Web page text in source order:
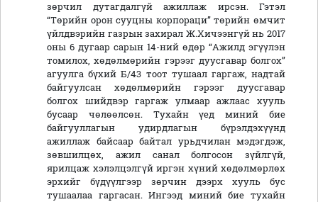
зөрчил дутагдалгүй ажиллаж ирсэн. Гэтэл
“Төрийн орон сууцны корпораци” төрийн өмчит
үйлдвэрийн газрын захирал Ж.Хичээнгүй нь 2017
оны 6 дугаар сарын 14-ний өдөр “Ажилд эгүүлэн
томилох, хөдөлмөрийн гэрээг дуусгавар болгох”
агуулга бүхий Б/43 тоот тушаал гаргаж, надтай
байгуулсан хөдөлмөрийн гэрээг дуусгавар
болгох шийдвэр гаргаж улмаар ажлаас хууль
бусаар чөлөөлсөн. Тухайн үед миний бие
байгууллагын удирдлагын бүрэлдэхүүнд
ажиллаж байсаар байтал урьдчилан мэдэгдэж,
зөвшилцөх, ажил санал болгосон зүйлгүй,
ярилцаж хэлэлцэлгүй иргэн хүний хөдөлмөрлөх
эрхийг бүдүүлгээр зөрчин дээрх хууль бус
тушаалаа гаргасан. Ингээд миний бие тухайн